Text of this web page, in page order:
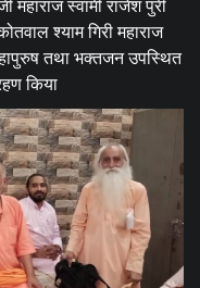
महाराज स्वामी राजेश पुरी
श्याम गिरी महाराज
तथा भक्तजन उपस्थित
किया